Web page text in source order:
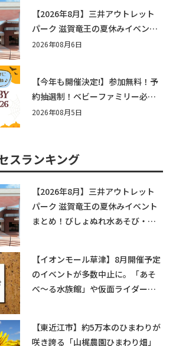
【2026年8月】三井アウトレット
パーク 滋賀竜王の夏休みイベント
まとめ！びしょぬれ水あそび・激
2026年08月6日
【今年も開催決定!】参加無料！予
約抽選制！ベビーファミリー必見
☆入場無料☆10/29(木)30(金)ママ
2026年08月5日
スランキング
【2026年8月】三井アウトレット
パーク 滋賀竜王の夏休みイベント
まとめ！びしょぬれ水あそび・激
【イオンモール草津】8月開催予定
のイベントが多数中止に。「あそ
べ〜る水族館」や仮面ライダーシ
【東近江市】約5万本のひまわりが
咲き誇る「山梶農園ひまわり畑」